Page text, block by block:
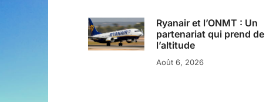
Ryanair et l’ONMT : Un
partenariat qui prend de
l’altitude
Août 6, 2026